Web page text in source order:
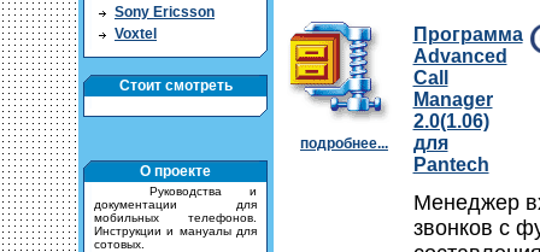
Sony Ericsson
Voxtel
Стоит смотреть
О проекте
Руководства и
документации для
мобильных телефонов.
Инструкции и мануалы для
сотовых.
подробнее...
Программа
Advanced
Call
Manager
2.0(1.06)
для
Pantech
Менеджер
звонков с